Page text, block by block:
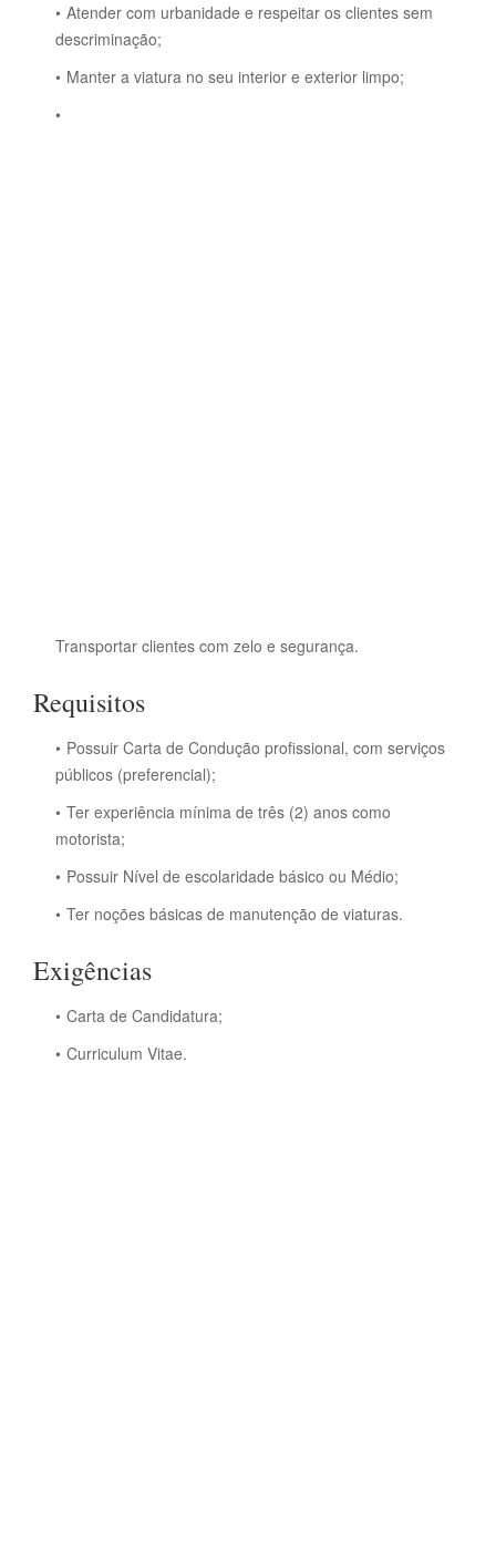
Atender com urbanidade e respeitar os clientes sem
descriminação;
Manter a viatura no seu interior e exterior limpo;
Transportar clientes com zelo e segurança.
Requisitos
Possuir Carta de Condução profissional, com serviços
públicos (preferencial);
Ter experiência mínima de três (2) anos como
motorista;
Possuir Nível de escolaridade básico ou Médio;
Ter noções básicas de manutenção de viaturas.
Exigências
Carta de Candidatura;
Curriculum Vitae.